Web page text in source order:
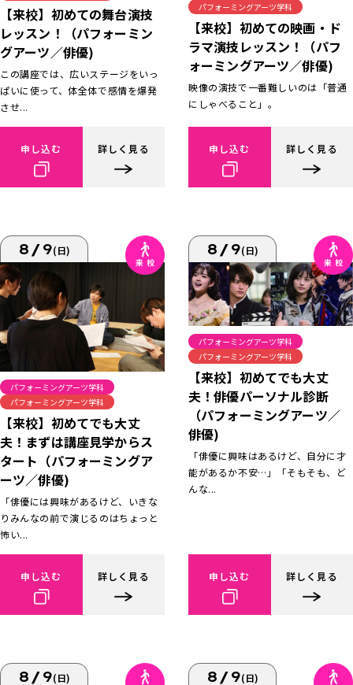
【来校】初めての舞台演技
レッスン！（パフォーミン
グアーツ／俳優)
この講座では、広いステージをいっ
ぱいに使って、体全体で感情を爆発
させ...
申し込む 詳しく見る
パフォーミングアーツ学科
【来校】初めての映画・ド
ラマ演技レッスン！（パフ
ォーミングアーツ／俳優)
映像の演技で一番難しいのは「普通
にしゃべること」。
申し込む 詳しく見る
8/9(日)
パフォーミングアーツ学科
パフォーミングアーツ学科
【来校】初めてでも大丈
夫！まずは講座見学からス
タート（パフォーミングア
ーツ／俳優)
「俳優には興味があるけど、いきな
りみんなの前で演じるのはちょっと
怖い...
申し込む 詳しく見る
8/9(日)
パフォーミングアーツ学科
パフォーミングアーツ学科
【来校】初めてでも大丈
夫！俳優パーソナル診断
（パフォーミングアーツ／
俳優)
「俳優に興味はあるけど、自分に才
能があるか不安…」「そもそも、ど
んな...
申し込む 詳しく見る
8/9(日) 8/9(日)